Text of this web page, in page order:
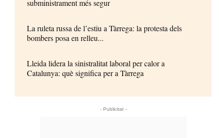
subministrament més segur
La ruleta russa de l’estiu a Tàrrega: la protesta dels
bombers posa en relleu...
Lleida lidera la sinistralitat laboral per calor a
Catalunya: què significa per a Tàrrega
- Publicitat -